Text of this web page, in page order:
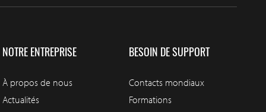
NOTRE ENTREPRISE
À propos de nous
Actualités
BESOIN DE SUPPORT
Contacts mondiaux
Formations